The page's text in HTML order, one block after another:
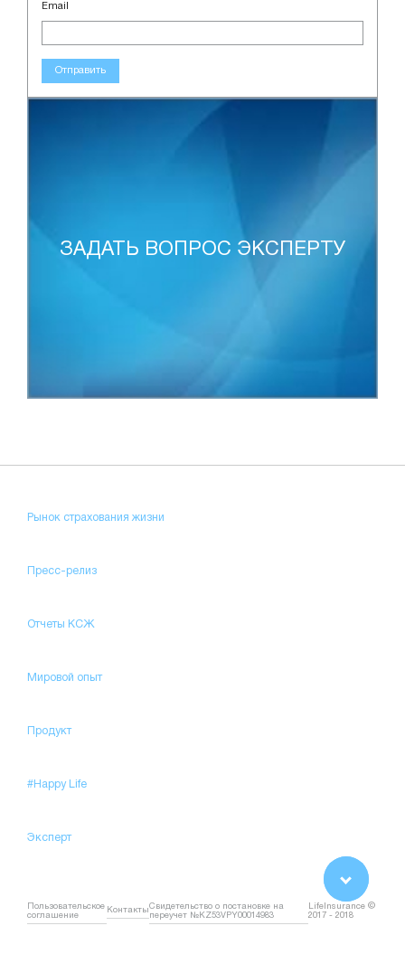
Email
Отправить
ЗАДАТЬ ВОПРОС ЭКСПЕРТУ
Рынок страхования жизни
Пресс-релиз
Отчеты КСЖ
Мировой опыт
Продукт
#Happy Life
Эксперт
Пользовательское
соглашение
КонтактыСвидетельство о постановке на
переучет №KZ53VPY00014983
LifeInsurance ©
2017 - 2018